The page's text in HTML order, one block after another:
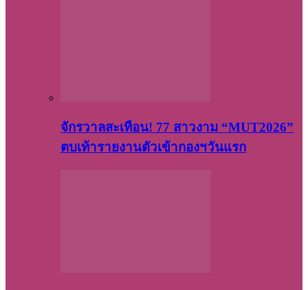
จักรวาลสะเทือน! 77 สาวงาม “MUT2026”
ตบเท้ารายงานตัวเข้ากองฯวันแรก